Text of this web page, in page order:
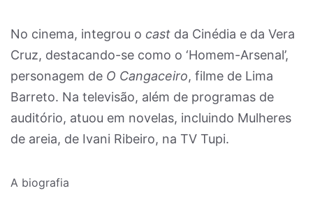
No cinema, integrou o cast da Cinédia e da Vera
Cruz, destacando-se como o ‘Homem-Arsenal’,
personagem de O Cangaceiro, filme de Lima
Barreto. Na televisão, além de programas de
auditório, atuou em novelas, incluindo Mulheres
de areia, de Ivani Ribeiro, na TV Tupi.
A biografia